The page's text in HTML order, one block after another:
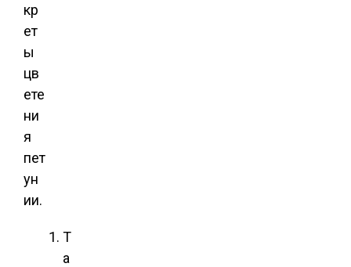
кр
ет
ы
цв
ете
ни
я
пет
ун
ии.
Т
а